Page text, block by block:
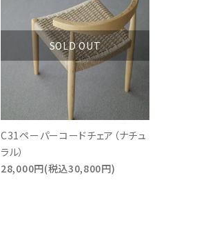
SOLD OUT
C31ペーパーコードチェア（ナチュ
ラル）
28,000円(税込30,800円)